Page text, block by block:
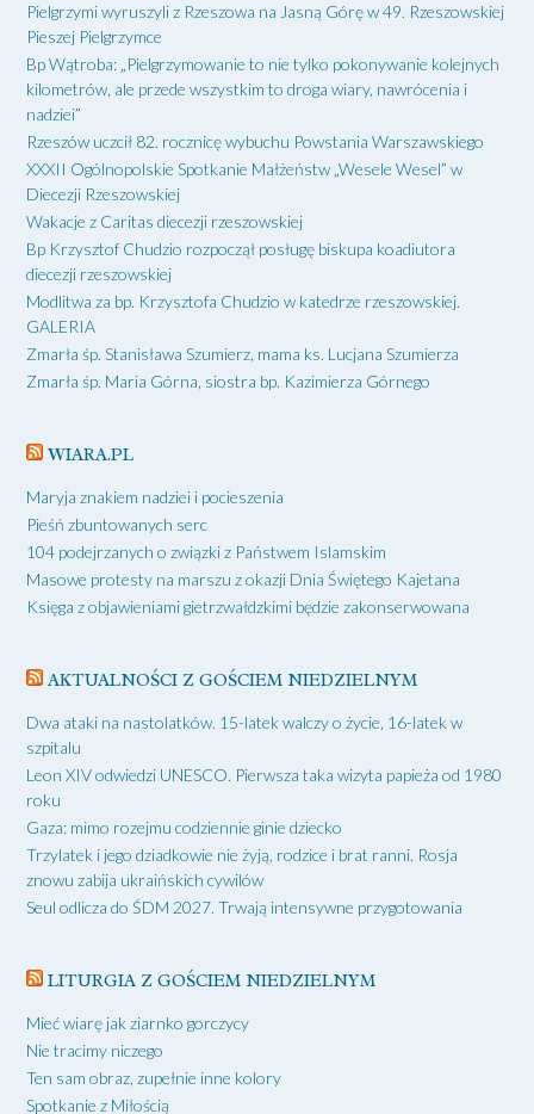
Pielgrzymi wyruszyli z Rzeszowa na Jasną Górę w 49. Rzeszowskiej
Pieszej Pielgrzymce
Bp Wątroba: „Pielgrzymowanie to nie tylko pokonywanie kolejnych
kilometrów, ale przede wszystkim to droga wiary, nawrócenia i
nadziei”
Rzeszów uczcił 82. rocznicę wybuchu Powstania Warszawskiego
XXXII Ogólnopolskie Spotkanie Małżeństw „Wesele Wesel” w
Diecezji Rzeszowskiej
Wakacje z Caritas diecezji rzeszowskiej
Bp Krzysztof Chudzio rozpoczął posługę biskupa koadiutora
diecezji rzeszowskiej
Modlitwa za bp. Krzysztofa Chudzio w katedrze rzeszowskiej.
GALERIA
Zmarła śp. Stanisława Szumierz, mama ks. Lucjana Szumierza
Zmarła śp. Maria Górna, siostra bp. Kazimierza Górnego
WIARA.PL
Maryja znakiem nadziei i pocieszenia
Pieśń zbuntowanych serc
104 podejrzanych o związki z Państwem Islamskim
Masowe protesty na marszu z okazji Dnia Świętego Kajetana
Księga z objawieniami gietrzwałdzkimi będzie zakonserwowana
AKTUALNOŚCI Z GOŚCIEM NIEDZIELNYM
Dwa ataki na nastolatków. 15-latek walczy o życie, 16-latek w
szpitalu
Leon XIV odwiedzi UNESCO. Pierwsza taka wizyta papieża od 1980
roku
Gaza: mimo rozejmu codziennie ginie dziecko
Trzylatek i jego dziadkowie nie żyją, rodzice i brat ranni. Rosja
znowu zabija ukraińskich cywilów
Seul odlicza do ŚDM 2027. Trwają intensywne przygotowania
LITURGIA Z GOŚCIEM NIEDZIELNYM
Mieć wiarę jak ziarnko gorczycy
Nie tracimy niczego
Ten sam obraz, zupełnie inne kolory
Spotkanie z Miłością